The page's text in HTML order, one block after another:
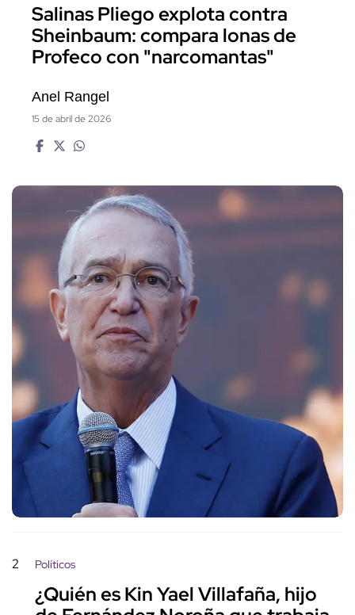
Salinas Pliego explota contra
Sheinbaum: compara lonas de
Profeco con "narcomantas"
Anel Rangel
15 de abril de 2026
2 Políticos
¿Quién es Kin Yael Villafaña, hijo